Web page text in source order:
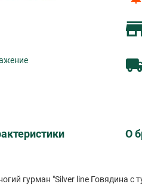
О
гурман "Silver line Говядина с